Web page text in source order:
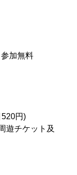
加無料
円)
遊チケット及